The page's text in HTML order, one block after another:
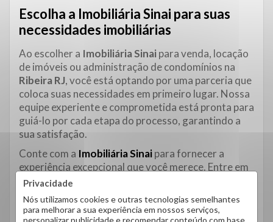
Privacidade
Nós utilizamos cookies e outras tecnologias semelhantes
para melhorar a sua experiência em nossos serviços,
personalizar publicidade e recomendar conteúdo com base
Escolha a Imobiliária Sinai para suas
necessidades imobiliárias
Ao escolher a Imobiliária Sinaipara venda, locação
de imóveis ou administração de condomínios na
Ribeira RJ, você está optando por uma parceria que
coloca suas necessidades em primeiro lugar. Nossa
equipe experiente e comprometida está pronta para
guiá-lo por cada etapa do processo, garantindo a
sua satisfação.
Conte com a Imobiliária Sinaipara fornecer a
experiência excepcional que você merece. Entre em
contato conosco para mais informações e comece a
sua jornada para encontrar o imóvel perfeito na
Ribeira Rio de Janeiro.